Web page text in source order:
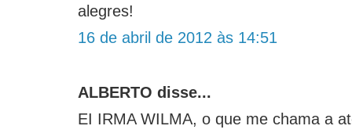
alegres!
16 de abril de 2012 às 14:51
ALBERTO disse...
EI IRMA WILMA, o que me chama a